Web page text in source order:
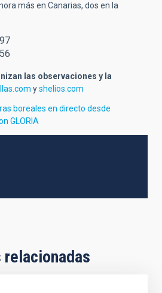
más en Canarias, dos en la
las observaciones y la
yshelios.com
boreales en directo desde
GLORIA